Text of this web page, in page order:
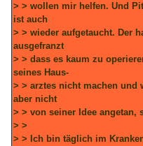
> > wollen mir helfen. Und
ist auch
> > wieder aufgetaucht. Der
ausgefranzt
> > dass es kaum zu
seines Haus-
> > arztes nicht machen
aber nicht
> > von seiner Idee angetan,
> >
> > Ich bin täglich im